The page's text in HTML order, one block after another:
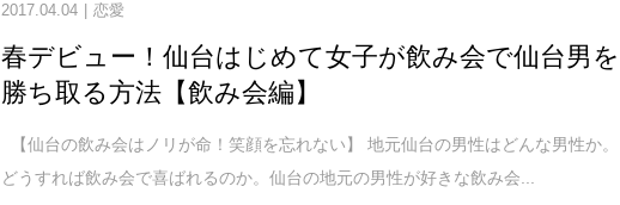
2017.04.04 恋愛
春デビュー！仙台はじめて女子が飲み会で仙台男を
勝ち取る方法【飲み会編】
【仙台の飲み会はノリが命！笑顔を忘れない】 地元仙台の男性はどんな男性か。
どうすれば飲み会で喜ばれるのか。仙台の地元の男性が好きな飲み会...